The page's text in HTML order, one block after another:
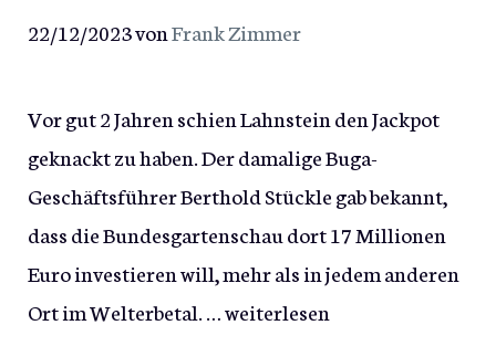
22/12/2023vonFrank Zimmer
Vor gut 2 Jahren schien Lahnstein den Jackpot
geknackt zu haben. Der damalige Buga-
Geschäftsführer Berthold Stückle gab bekannt,
dass die Bundesgartenschau dort 17 Millionen
Euro investieren will, mehr als in jedem anderen
Ort im Welterbetal. …weiterlesen